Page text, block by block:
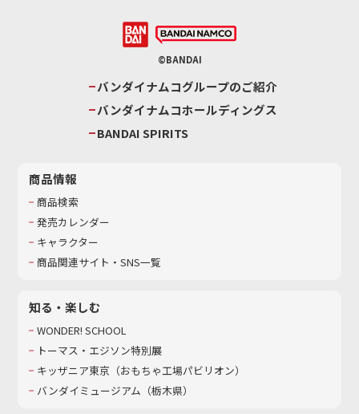
©BANDAI
バンダイナムコグループのご紹介
バンダイナムコホールディングス
BANDAI SPIRITS
商品情報
商品検索
発売カレンダー
キャラクター
商品関連サイト・SNS一覧
知る・楽しむ
WONDER! SCHOOL
トーマス・エジソン特別展
キッザニア東京（おもちゃ工場パビリオン）​
バンダイミュージアム（栃木県）